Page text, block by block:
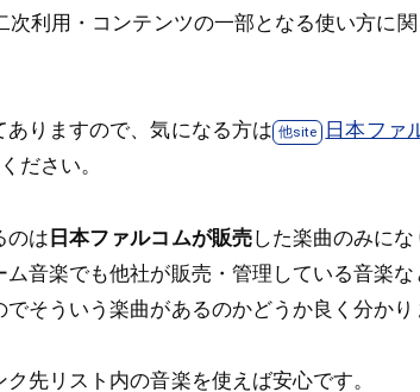
次利用・コンテンツの一部となる使い方に
りますので、気になる方は
日本ファ
ださい。
のは日本ファルコムが販売した楽曲のみにな
ム音楽でも他社が販売・管理している音楽
そういう楽曲があるのかどうか良く分かり
先リスト内の音楽を使えば安心です。